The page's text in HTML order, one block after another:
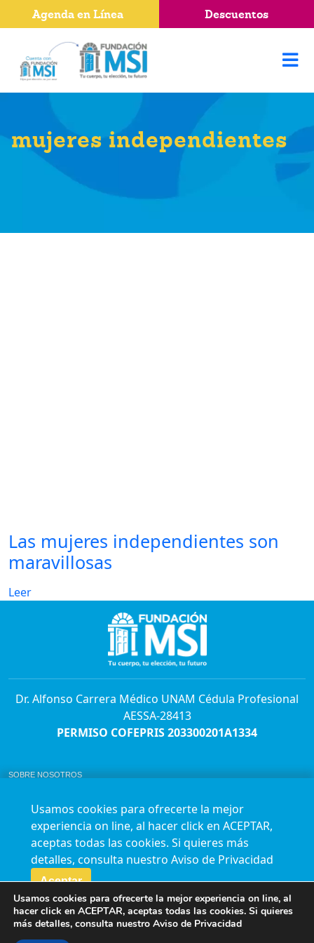
mujeres independientes
Las mujeres independientes son
maravillosas
Leer
Dr. Alfonso Carrera Médico UNAM Cédula Profesional
AESSA-28413
PERMISO COFEPRIS 203300201A1334
SOBRE NOSOTROS
AVISO DE PRIVACIDAD
Horario de atención para citas e informes:
Lunes a sábado de 7:00am a 9:00pm
Agenda en línea
24/7 aquí
Síguenos en nuestras redes
Agenda en Línea Descuentos
Usamos cookies para ofrecerte la mejor
experiencia on line, al hacer click en ACEPTAR,
aceptas todas las cookies. Si quieres más
detalles, consulta nuestro Aviso de Privacidad
Aceptar
Usamos cookies para ofrecerte la mejor experiencia on line, al
hacer click en ACEPTAR, aceptas todas las cookies. Si quieres
más detalles, consulta nuestro Aviso de Privacidad